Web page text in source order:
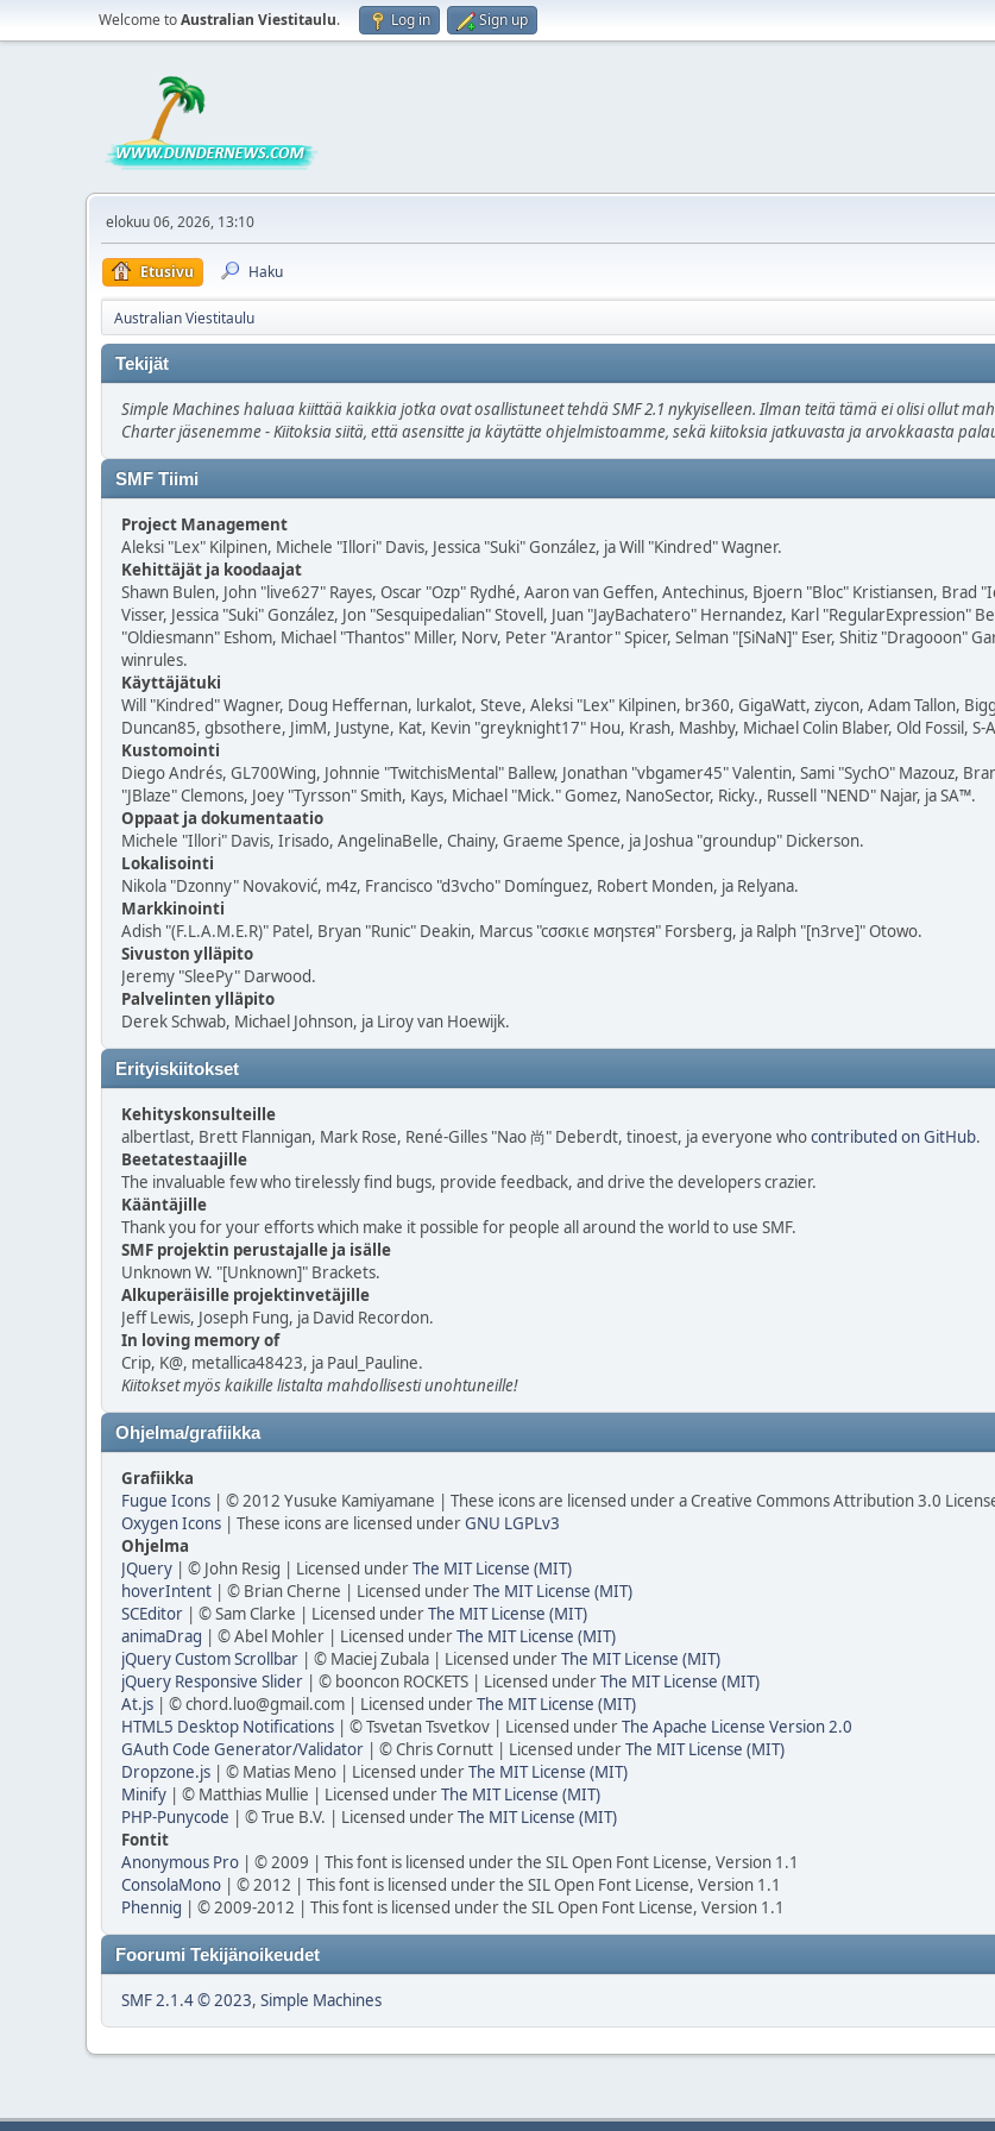
Welcome toAustralian Viestitaulu. Log in Sign up
elokuu 06, 2026, 13:10
Etusivu Haku
Australian Viestitaulu
Tekijät
Simple Machines haluaa kiittää kaikkia jotka ovat osallistuneet tehdä SMF 2.1 nykyiselleen. Ilman teitä tämä ei olisi ollut
Charter jäsenemme - Kiitoksia siitä, että asensitte ja käytätte ohjelmistoamme, sekä kiitoksia jatkuvasta ja arvokkaasta
SMF Tiimi
Project Management
Aleksi "Lex" Kilpinen, Michele "Illori" Davis, Jessica "Suki" González, ja Will "Kindred" Wagner.
Kehittäjät ja koodaajat
Shawn Bulen, John "live627" Rayes, Oscar "Ozp" Rydhé, Aaron van Geffen, Antechinus, Bjoern "Bloc" Kristiansen,
Visser, Jessica "Suki" González, Jon "Sesquipedalian" Stovell, Juan "JayBachatero" Hernandez, Karl
"Oldiesmann" Eshom, Michael "Thantos" Miller, Norv, Peter "Arantor" Spicer, Selman "[SiNaN]" Eser, Shitiz "Dragooon"
winrules.
Käyttäjätuki
Will "Kindred" Wagner, Doug Heffernan, lurkalot, Steve, Aleksi "Lex" Kilpinen, br360, GigaWatt, ziycon, Adam Tallon,
Duncan85, gbsothere, JimM, Justyne, Kat, Kevin "greyknight17" Hou, Krash, Mashby, Michael Colin Blaber, Old Fossil,
Kustomointi
Diego Andrés, GL700Wing, Johnnie "TwitchisMental" Ballew, Jonathan "vbgamer45" Valentin, Sami "SychO" Mazouz,
"JBlaze" Clemons, Joey "Tyrsson" Smith, Kays, Michael "Mick." Gomez, NanoSector, Ricky., Russell "NEND" Najar, ja SA™.
Oppaat ja dokumentaatio
Michele "Illori" Davis, Irisado, AngelinaBelle, Chainy, Graeme Spence, ja Joshua "groundup" Dickerson.
Lokalisointi
Nikola "Dzonny" Novaković, m4z, Francisco "d3vcho" Domínguez, Robert Monden, ja Relyana.
Markkinointi
Adish "(F.L.A.M.E.R)" Patel, Bryan "Runic" Deakin, Marcus "cσσкιє мσηѕтєя" Forsberg, ja Ralph "[n3rve]" Otowo.
Sivuston ylläpito
Jeremy "SleePy" Darwood.
Palvelinten ylläpito
Derek Schwab, Michael Johnson, ja Liroy van Hoewijk.
Erityiskiitokset
Kehityskonsulteille
albertlast, Brett Flannigan, Mark Rose, René-Gilles "Nao 尚" Deberdt, tinoest, ja everyone whocontributed on GitHub.
Beetatestaajille
The invaluable few who tirelessly find bugs, provide feedback, and drive the developers crazier.
Kääntäjille
Thank you for your efforts which make it possible for people all around the world to use SMF.
SMF projektin perustajalle ja isälle
Unknown W. "[Unknown]" Brackets.
Alkuperäisille projektinvetäjille
Jeff Lewis, Joseph Fung, ja David Recordon.
In loving memory of
Crip, K@, metallica48423, ja Paul_Pauline.
Kiitokset myös kaikille listalta mahdollisesti unohtuneille!
Ohjelma/grafiikka
Grafiikka
Fugue Icons | © 2012 Yusuke Kamiyamane | These icons are licensed under a Creative Commons Attribution 3.0
Oxygen Icons | These icons are licensed underGNU LGPLv3
Ohjelma
JQuery | © John Resig | Licensed underThe MIT License (MIT)
hoverIntent | © Brian Cherne | Licensed underThe MIT License (MIT)
SCEditor | © Sam Clarke | Licensed underThe MIT License (MIT)
animaDrag | © Abel Mohler | Licensed underThe MIT License (MIT)
jQuery Custom Scrollbar | © Maciej Zubala | Licensed underThe MIT License (MIT)
jQuery Responsive Slider | © booncon ROCKETS | Licensed underThe MIT License (MIT)
At.js | © chord.luo@gmail.com | Licensed underThe MIT License (MIT)
HTML5 Desktop Notifications | © Tsvetan Tsvetkov | Licensed underThe Apache License Version 2.0
GAuth Code Generator/Validator | © Chris Cornutt | Licensed underThe MIT License (MIT)
Dropzone.js | © Matias Meno | Licensed underThe MIT License (MIT)
Minify | © Matthias Mullie | Licensed underThe MIT License (MIT)
PHP-Punycode | © True B.V. | Licensed underThe MIT License (MIT)
Fontit
Anonymous Pro | © 2009 | This font is licensed under the SIL Open Font License, Version 1.1
ConsolaMono | © 2012 | This font is licensed under the SIL Open Font License, Version 1.1
Phennig | © 2009-2012 | This font is licensed under the SIL Open Font License, Version 1.1
Foorumi Tekijänoikeudet
SMF 2.1.4 © 2023, Simple Machines